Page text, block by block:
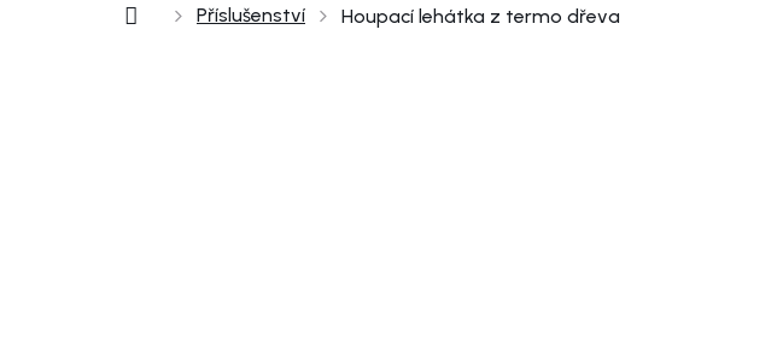
DomůPříslušenství Houpací lehátka z termo dřeva